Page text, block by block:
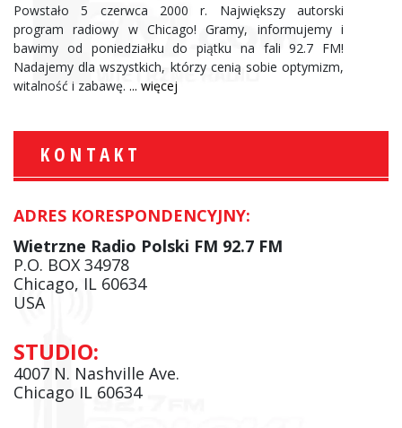
Powstało 5 czerwca 2000 r. Największy autorski
program radiowy w Chicago! Gramy, informujemy i
bawimy od poniedziałku do piątku na fali 92.7 FM!
Nadajemy dla wszystkich, którzy cenią sobie optymizm,
witalność i zabawę. ... więcej
KONTAKT
ADRES KORESPONDENCYJNY:
Wietrzne Radio Polski FM 92.7 FM
P.O. BOX 34978
Chicago, IL 60634
USA
STUDIO:
4007 N. Nashville Ave.
Chicago IL 60634